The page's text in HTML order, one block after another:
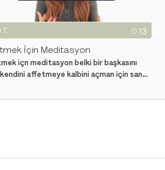
İçin Meditasyon
içn meditasyon belki bir başkasını
affetmeye kalbini açman için sana